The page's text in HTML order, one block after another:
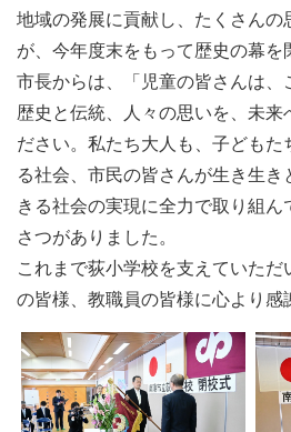
地域の発展に貢献し、たくさんの
が、今年度末をもって歴史の幕を
市長からは、「児童の皆さんは、
歴史と伝統、人々の思いを、未来
ださい。私たち大人も、子ども
る社会、市民の皆さんが生き生
きる社会の実現に全力で取り組
さつがありました。
これまで荻小学校を支えていた
の皆様、教職員の皆様に心より感